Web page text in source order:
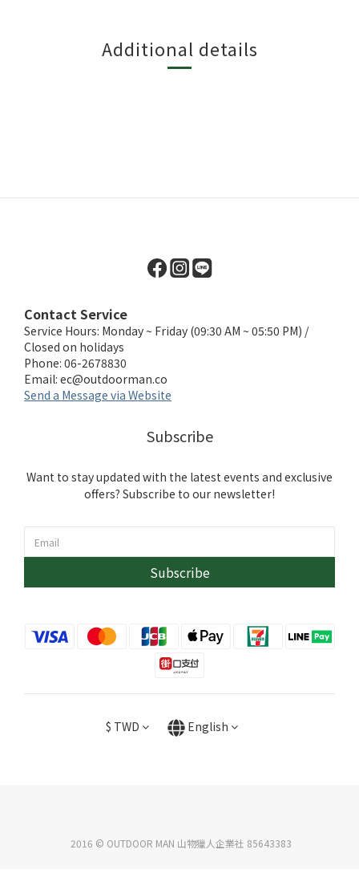
Additional details
Contact Service
Service Hours: Monday ~ Friday (09:30 AM ~ 05:50 PM) /
Closed on holidays
Phone: 06-2678830
Email: ec@outdoorman.co
Send a Message via Website
Subscribe
Want to stay updated with the latest events and exclusive
offers? Subscribe to our newsletter!
Subscribe
$ TWD English
2016 © OUTDOOR MAN 山物獵人企業社 85643383